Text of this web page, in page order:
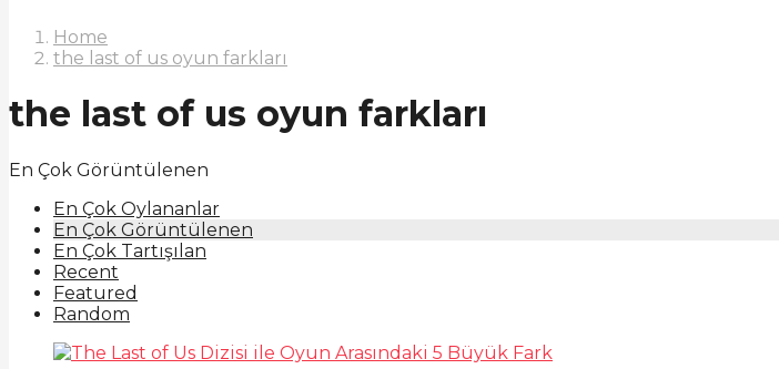
Home
the last of us oyun farkları
the last of us oyun farkları
En Çok Görüntülenen
En Çok Oylananlar
En Çok Görüntülenen
En Çok Tartışılan
Recent
Featured
Random